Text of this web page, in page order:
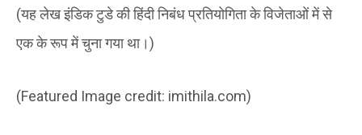
(यह लेख इंडिक टुडे की हिंदी निबंध प्रतियोगिता के विजेताओं में से
एक के रूप में चुना गया था।)
(Featured Image credit: imithila.com)